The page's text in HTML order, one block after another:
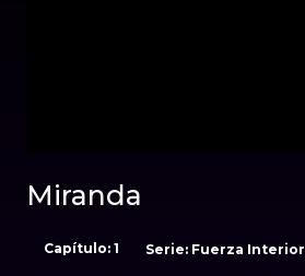
Miranda
Capítulo: 1 Serie: Fuerza Interior